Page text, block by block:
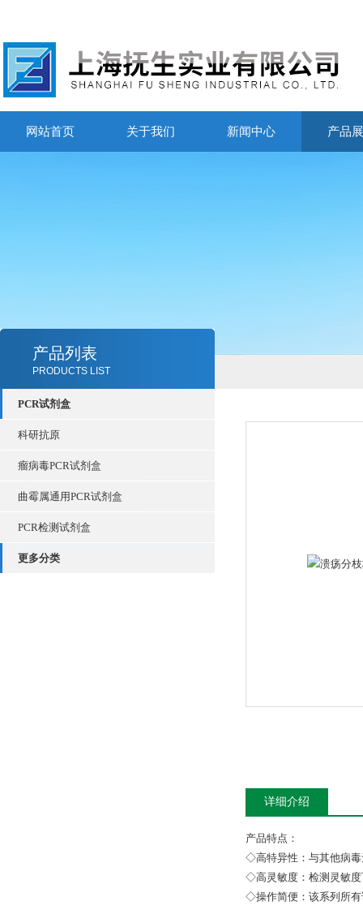
网站首页 关于我们 新闻中心 产品
产品列表
PRODUCTS LIST
PCR试剂盒
科研抗原
瘤病毒PCR试剂盒
曲霉属通用PCR试剂盒
PCR检测试剂盒
更多分类
详细介绍
产品特点：
◇高特异性：与其他病
◇高灵敏度：检测灵敏度
◇操作简便：该系列所有